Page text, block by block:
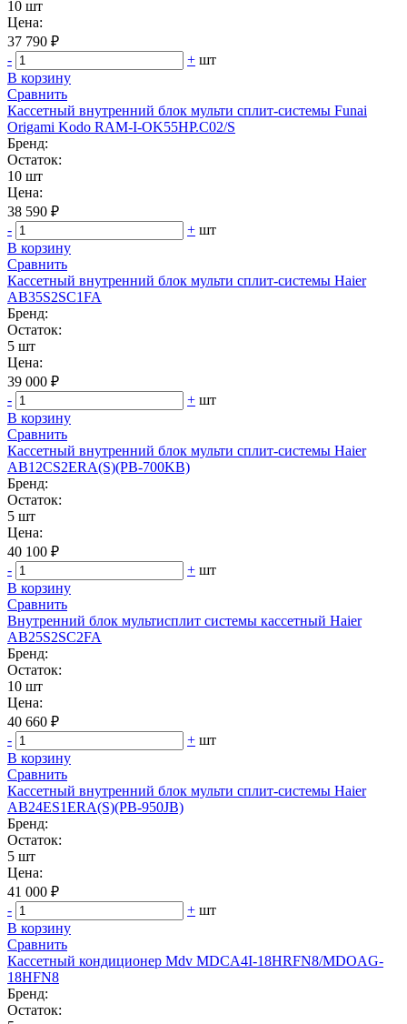
10 шт
Цена:
37 790 ₽
-
+ шт
В корзину
Сравнить
Кассетный внутренний блок мульти сплит-системы Funai
Origami Kodo RAM-I-OK55HP.C02/S
Бренд:
Остаток:
10 шт
Цена:
38 590 ₽
-
+ шт
В корзину
Сравнить
Кассетный внутренний блок мульти сплит-системы Haier
AB35S2SC1FA
Бренд:
Остаток:
5 шт
Цена:
39 000 ₽
-
+ шт
В корзину
Сравнить
Кассетный внутренний блок мульти сплит-системы Haier
AB12CS2ERA(S)(PB-700KB)
Бренд:
Остаток:
5 шт
Цена:
40 100 ₽
-
+ шт
В корзину
Сравнить
Внутренний блок мультисплит системы кассетный Haier
AB25S2SC2FA
Бренд:
Остаток:
10 шт
Цена:
40 660 ₽
-
+ шт
В корзину
Сравнить
Кассетный внутренний блок мульти сплит-системы Haier
AB24ES1ERA(S)(PB-950JB)
Бренд:
Остаток:
5 шт
Цена:
41 000 ₽
-
+ шт
В корзину
Сравнить
Кассетный кондиционер Mdv MDCA4I-18HRFN8/MDOAG-
18HFN8
Бренд:
Остаток: